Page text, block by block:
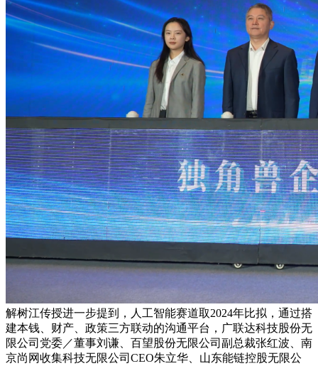
解树江传授进一步提到，人工智能赛道取2024年比拟，通过搭
建本钱、财产、政策三方联动的沟通平台，广联达科技股份无
限公司党委／董事刘谦、百望股份无限公司副总裁张红波、南
京尚网收集科技无限公司CEO朱立华、山东能链控股无限公